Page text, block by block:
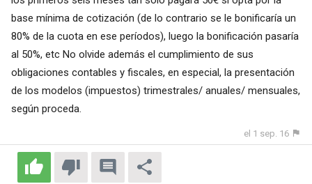
base mínima de cotización (de lo contrario se le bonificaría un
80% de la cuota en ese períodos), luego la bonificación pasaría
al 50%, etc No olvide además el cumplimiento de sus
obligaciones contables y fiscales, en especial, la presentación
de los modelos (impuestos) trimestrales/ anuales/ mensuales,
según proceda.
el 1 sep. 16